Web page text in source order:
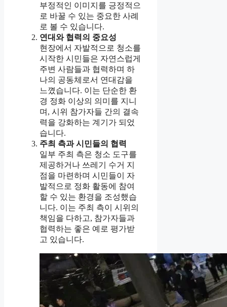
부정적인 이미지를 긍정적으
로 바꿀 수 있는 중요한 사례
로 볼 수 있습니다.
연대와 협력의 중요성
현장에서 자발적으로 청소를
시작한 시민들은 자연스럽게
주변 사람들과 협력하며 하
나의 공동체로서 연대감을
느꼈습니다. 이는 단순한 환
경 정화 이상의 의미를 지니
며, 시위 참가자들 간의 결속
력을 강화하는 계기가 되었
습니다.
주최 측과 시민들의 협력
일부 주최 측은 청소 도구를
제공하거나 쓰레기 수거 지
점을 마련하며 시민들이 자
발적으로 정화 활동에 참여
할 수 있는 환경을 조성했습
니다. 이는 주최 측이 시위의
책임을 다하고, 참가자들과
협력하는 좋은 예로 평가받
고 있습니다.